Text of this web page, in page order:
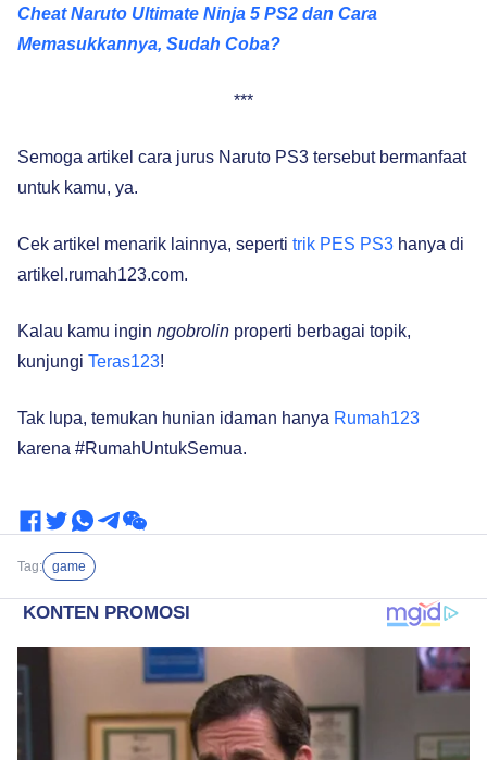
Cheat Naruto Ultimate Ninja 5 PS2 dan Cara
Memasukkannya, Sudah Coba?
***
Semoga artikel cara jurus Naruto PS3 tersebut bermanfaat
untuk kamu, ya.
Cek artikel menarik lainnya, seperti trik PES PS3 hanya di
artikel.rumah123.com.
Kalau kamu ingin ngobrolin properti berbagai topik,
kunjungi Teras123!
Tak lupa, temukan hunian idaman hanya Rumah123
karena #RumahUntukSemua.
Tag: game